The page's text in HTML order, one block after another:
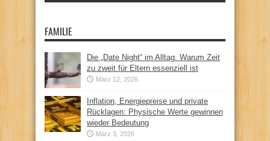
FAMILIE
Die „Date Night“ im Alltag: Warum Zeit
zu zweit für Eltern essenziell ist
März 12, 2026
Inflation, Energiepreise und private
Rücklagen: Physische Werte gewinnen
wieder Bedeutung
März 3, 2026